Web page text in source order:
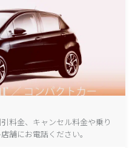
料金、キャンセル料金や乗り
舗にお電話ください。